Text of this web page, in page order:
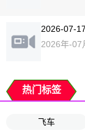
2026-07-
2026年-07
热门标签
飞车